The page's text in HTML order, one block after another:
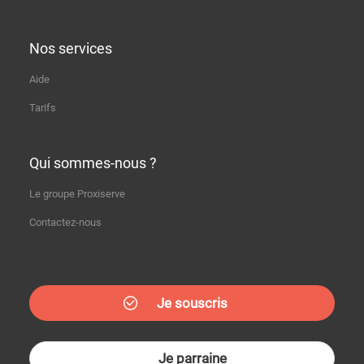
Nos services
Aide
Tarifs
Qui sommes-nous ?
Le groupe Proxiserve
Contactez-nous
Je souscris
Je parraine